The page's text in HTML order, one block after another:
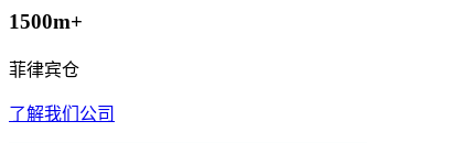
1500m+
菲律宾仓
了解我们公司